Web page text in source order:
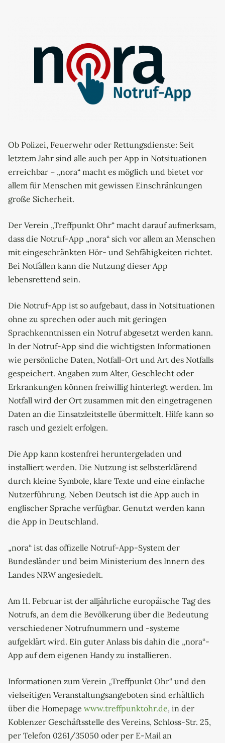
Ob Polizei, Feuerwehr oder Rettungsdienste: Seit
letztem Jahr sind alle auch per App in Notsituationen
erreichbar – „nora“ macht es möglich und bietet vor
allem für Menschen mit gewissen Einschränkungen
große Sicherheit.
Der Verein „Treffpunkt Ohr“ macht darauf aufmerksam,
dass die Notruf-App „nora“ sich vor allem an Menschen
mit eingeschränkten Hör- und Sehfähigkeiten richtet.
Bei Notfällen kann die Nutzung dieser App
lebensrettend sein.
Die Notruf-App ist so aufgebaut, dass in Notsituationen
ohne zu sprechen oder auch mit geringen
Sprachkenntnissen ein Notruf abgesetzt werden kann.
In der Notruf-App sind die wichtigsten Informationen
wie persönliche Daten, Notfall-Ort und Art des Notfalls
gespeichert. Angaben zum Alter, Geschlecht oder
Erkrankungen können freiwillig hinterlegt werden. Im
Notfall wird der Ort zusammen mit den eingetragenen
Daten an die Einsatzleitstelle übermittelt. Hilfe kann so
rasch und gezielt erfolgen.
Die App kann kostenfrei heruntergeladen und
installiert werden. Die Nutzung ist selbsterklärend
durch kleine Symbole, klare Texte und eine einfache
Nutzerführung. Neben Deutsch ist die App auch in
englischer Sprache verfügbar. Genutzt werden kann
die App in Deutschland.
„nora“ ist das offizelle Notruf-App-System der
Bundesländer und beim Ministerium des Innern des
Landes NRW angesiedelt.
Am 11. Februar ist der alljährliche europäische Tag des
Notrufs, an dem die Bevölkerung über die Bedeutung
verschiedener Notrufnummern und -systeme
aufgeklärt wird. Ein guter Anlass bis dahin die „nora“-
App auf dem eigenen Handy zu installieren.
Informationen zum Verein „Treffpunkt Ohr“ und den
vielseitigen Veranstaltungsangeboten sind erhältlich
über die Homepage www.treffpunktohr.de, in der
Koblenzer Geschäftsstelle des Vereins, Schloss-Str. 25,
per Telefon 0261/35050 oder per E-Mail an